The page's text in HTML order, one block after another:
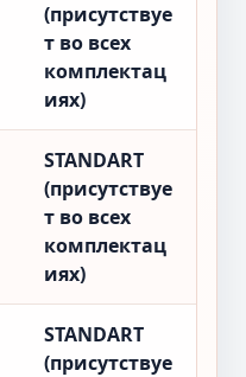
(присутствуе
т во всех
комплектац
иях)
STANDART
(присутствуе
т во всех
комплектац
иях)
STANDART
(присутствуе